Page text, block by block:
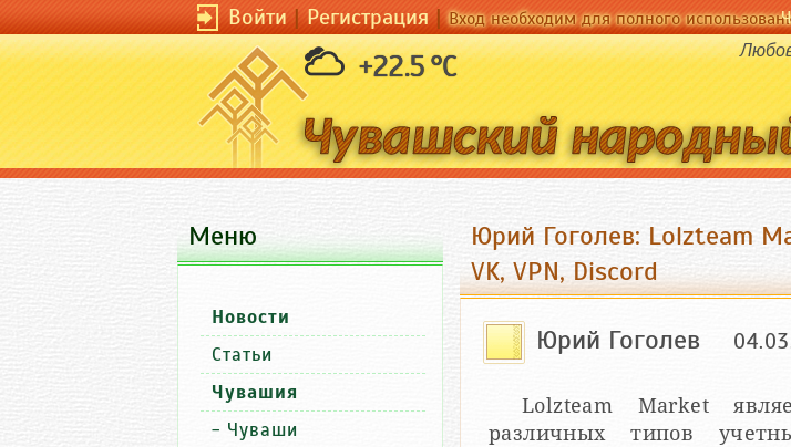
Войти|Регистрация|Вход необходим для полного
+22.5 °C
Юрий Гоголев: Lolzteam
VK, VPN, Discord
Юрий Гоголев
Lolzteam Market
различных типов
Меню
Новости
Статьи
Чувашия
- Чуваши